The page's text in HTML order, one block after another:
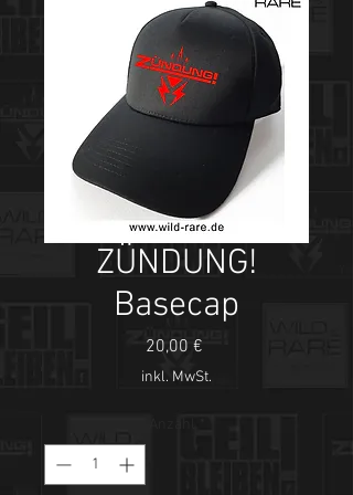
ZÜNDUNG!
Basecap
20,00 €Preis
inkl. MwSt.